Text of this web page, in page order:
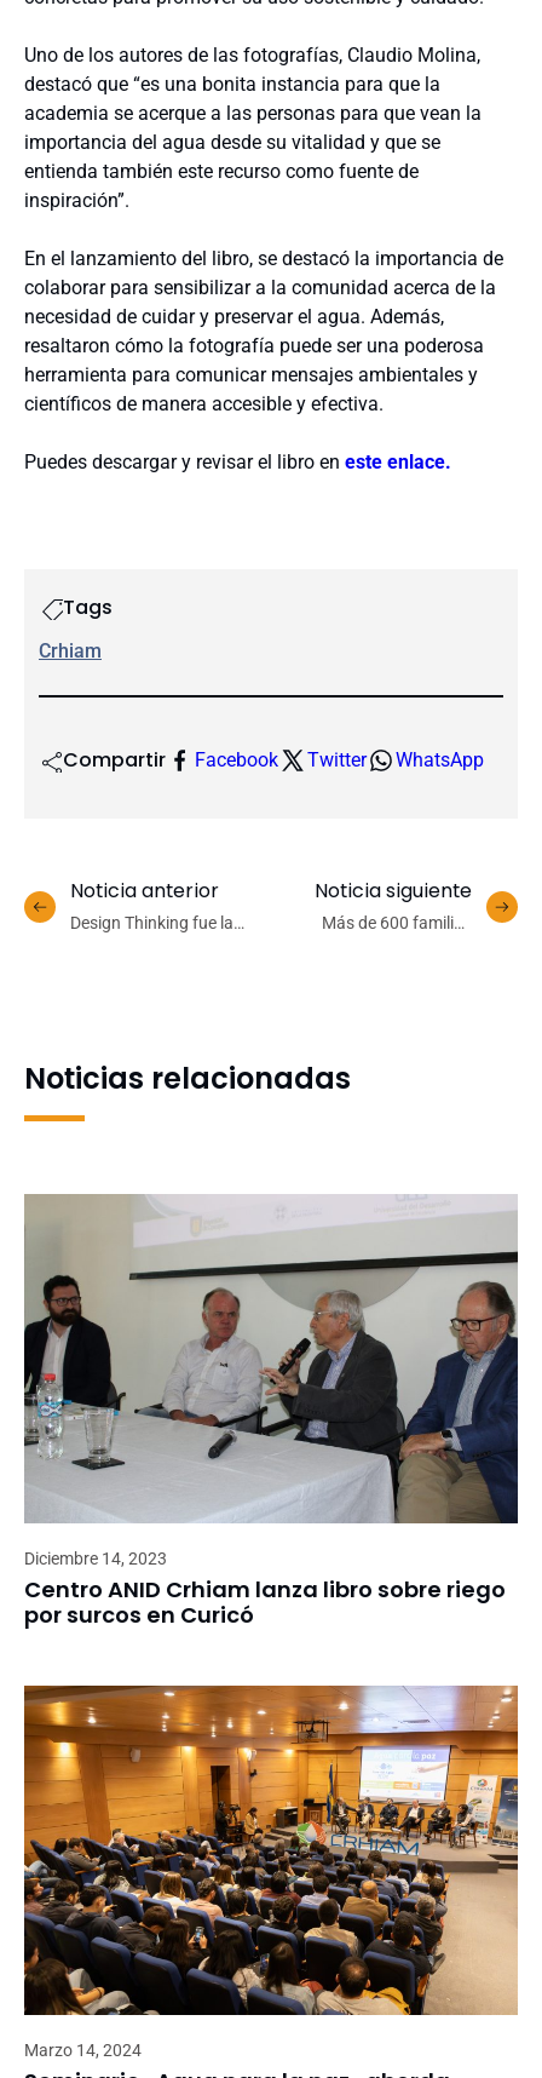
Uno de los autores de las fotografías, Claudio Molina,
destacó que “es una bonita instancia para que la
academia se acerque a las personas para que vean la
importancia del agua desde su vitalidad y que se
entienda también este recurso como fuente de
inspiración”.
En el lanzamiento del libro, se destacó la importancia de
colaborar para sensibilizar a la comunidad acerca de la
necesidad de cuidar y preservar el agua. Además,
resaltaron cómo la fotografía puede ser una poderosa
herramienta para comunicar mensajes ambientales y
científicos de manera accesible y efectiva.
Puedes descargar y revisar el libro en este enlace.
Tags
Crhiam
Compartir Facebook Twitter WhatsApp
Noticia anterior
Design Thinking fue la
Noticia siguiente
Más de 600 familias
Noticias relacionadas
Diciembre 14, 2023
Centro ANID Crhiam lanza libro sobre riego
por surcos en Curicó
Marzo 14, 2024